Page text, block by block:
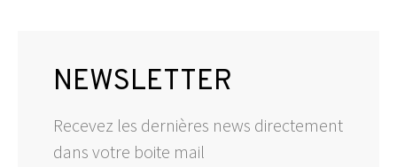
NEWSLETTER
Recevez les dernières news directement
dans votre boite mail